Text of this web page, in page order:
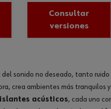
Consultar
versiones
sonido no deseado, tanto
crea ambientes más tranquilos
acústicos, cada uno